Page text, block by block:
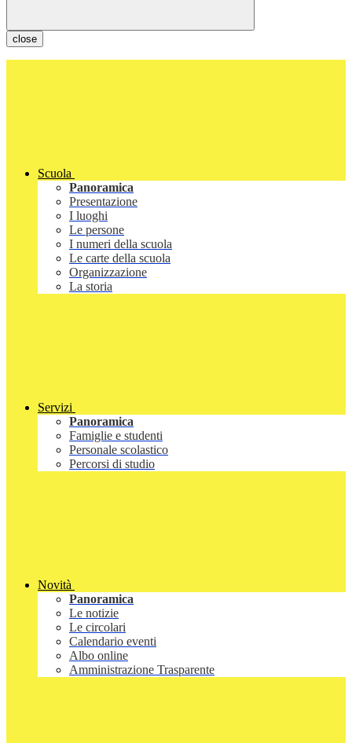
close
Scuola
Panoramica
Presentazione
I luoghi
Le persone
I numeri della scuola
Le carte della scuola
Organizzazione
La storia
Servizi
Panoramica
Famiglie e studenti
Personale scolastico
Percorsi di studio
Novità
Panoramica
Le notizie
Le circolari
Calendario eventi
Albo online
Amministrazione Trasparente